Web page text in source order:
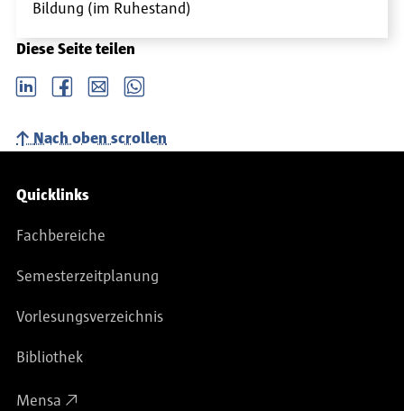
Bildung (im Ruhestand)
Diese Seite teilen
LinkedIn Facebook email Whatsapp
Nach oben scrollen
Service-Navigation
Quicklinks
Fachbereiche
Semesterzeitplanung
Vorlesungsverzeichnis
Bibliothek
Mensa